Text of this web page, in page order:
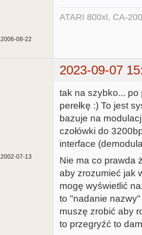
2006-08-22
ATARI 800xl, CA-
2023-09-07
2002-07-13
tak na szybko... po
perełkę :) To jest
bazuje na
czołówki do
interface
Nie ma co prawda
aby zrozumieć jak
mogę wyświetlić
to "nadanie
muszę zrobić aby
to przegryźć to